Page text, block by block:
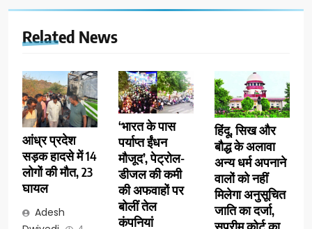
Related News
आंध्र प्रदेश
सड़क हादसे में 14
लोगों की मौत, 23
घायल
Adesh
‘भारत के पास
पर्याप्त ईंधन
मौजूद’, पेट्रोल-
डीजल की कमी
की अफवाहों पर
बोलीं तेल
कंपनियां
हिंदू, सिख और
बौद्ध के अलावा
अन्य धर्म अपनाने
वालों को नहीं
मिलेगा अनुसूचित
जाति का दर्जा,